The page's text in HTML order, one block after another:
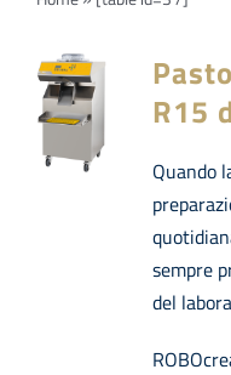
PRODOTTI
Azienda
Contatti
R15
Quando
sempre
del